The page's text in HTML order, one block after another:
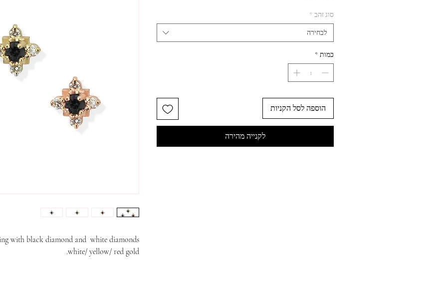
with black diamond and white diamonds.
white/ yellow/ red gold.
סוג זהב *
לבחירה
כמות *
הוספה לסל הקניות
לקנייה מהירה